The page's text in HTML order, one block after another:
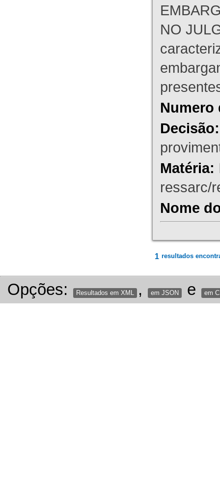
NO
Numero
Decisão:
Matéria:
ressarc/
Nome
1 resultados
Opções: Resultados em XML , em JSON e em